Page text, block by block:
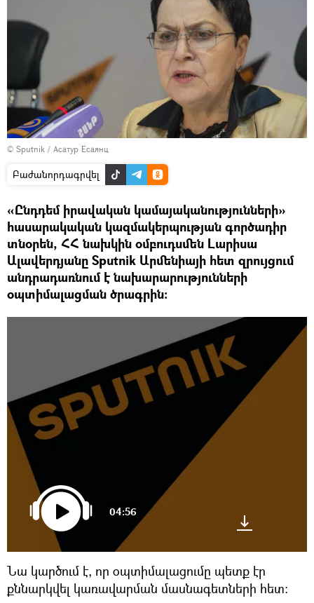
© Sputnik / Асатур Есаянц
Բաժանորդագրվել
«Ընդդեմ իրավական կամայականությունների»
հասարակական կազմակերպության գործադիր
տնօրեն, ՀՀ նախկին օմբուդսմեն Լարիսա
Ալավերդյանը Sputnik Արմենիայի հետ զրույցում
անդրադառնում է նախարարությունների
օպտիմալացման ծրագրին։
04:56
Նա կարծում է, որ օպտիմալացումը պետք էր
քննարկվել կառավարման մասնագետների հետ։